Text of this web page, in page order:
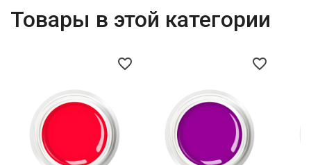
Товары в этой категории
favorite_border favorite_border